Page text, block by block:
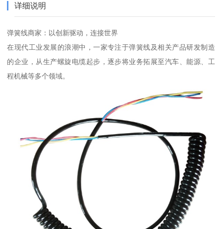
详细说明
弹簧线商家：以创新驱动，连接世界
在现代工业发展的浪潮中，一家专注于弹簧线及相关产品研发制造
的企业，从生产螺旋电缆起步，逐步将业务拓展至汽车、能源、工
程机械等多个领域。